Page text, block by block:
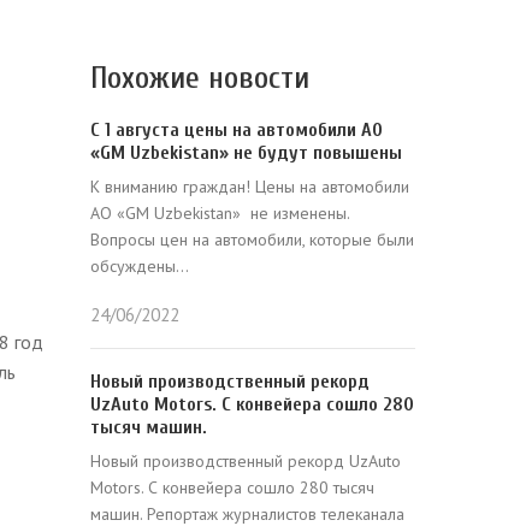
год
Похожие новости
С 1 августа цены на автомобили АО
«GM Uzbekistan» не будут повышены
К вниманию граждан! Цены на автомобили
АО «GM Uzbekistan» не изменены.
Вопросы цен на автомобили, которые были
обсуждены...
24/06/2022
Новый производственный рекорд
UzAuto Motors. С конвейера сошло 280
тысяч машин.
Новый производственный рекорд UzAuto
Motors. С конвейера сошло 280 тысяч
машин. Репортаж журналистов телеканала